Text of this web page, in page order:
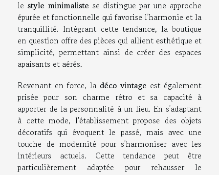
le style minimaliste se distingue par une approche
épurée et fonctionnelle qui favorise l'harmonie et la
tranquillité. Intégrant cette tendance, la boutique
en question offre des pièces qui allient esthétique et
simplicité, permettant ainsi de créer des espaces
apaisants et aérés.
Revenant en force, la déco vintage est également
prisée pour son charme rétro et sa capacité à
apporter de la personnalité à un lieu. En s'adaptant
à cette mode, l'établissement propose des objets
décoratifs qui évoquent le passé, mais avec une
touche de modernité pour s'harmoniser avec les
intérieurs actuels. Cette tendance peut être
particulièrement adaptée pour rehausser le